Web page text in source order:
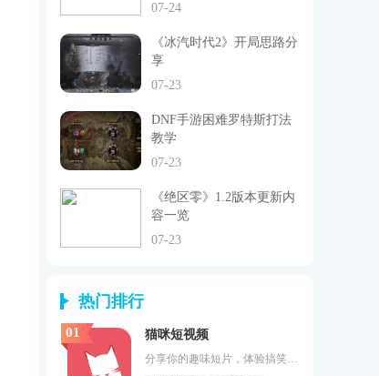
07-24
《冰汽时代2》开局思路分
享
07-23
DNF手游困难罗特斯打法
教学
07-23
《绝区零》1.2版本更新内
容一览
07-23
热门排行
猫咪短视频
分享你的趣味短片，体验搞笑生活视频。《猫咪短视频》在这里你可以看到很多趣味的内容，相当有意思的短片满足你的需求。你看起来的感觉相当的有意思，很多优质的资源在这里都可以下载，让你得到了享受，整体的感觉还是趣味的。如果喜欢这款软件的用户不要在犹豫了快来71游戏网下载吧。猫咪短视频特色1、该软件允许用户观看许多不同的有趣视频，用户可以立即关注并观看他们喜欢的视频，并随时得到提醒你。2、你还可以看到很多有趣而异想天开的视频评论，并且每天都可以在评论中找到很多快乐，享受在线体验等
01